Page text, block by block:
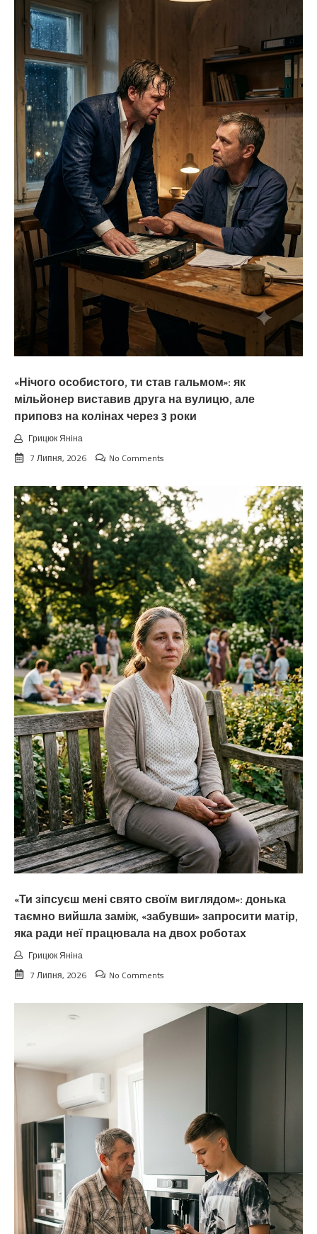
«Нічого особистого, ти став гальмом»: як
мільйонер виставив друга на вулицю, але
приповз на колінах через 3 роки
Грицюк Яніна
7 Липня, 2026
No Comments
«Ти зіпсуєш мені свято своїм виглядом»: донька
таємно вийшла заміж, «забувши» запросити матір,
яка ради неї працювала на двох роботах
Грицюк Яніна
7 Липня, 2026
No Comments